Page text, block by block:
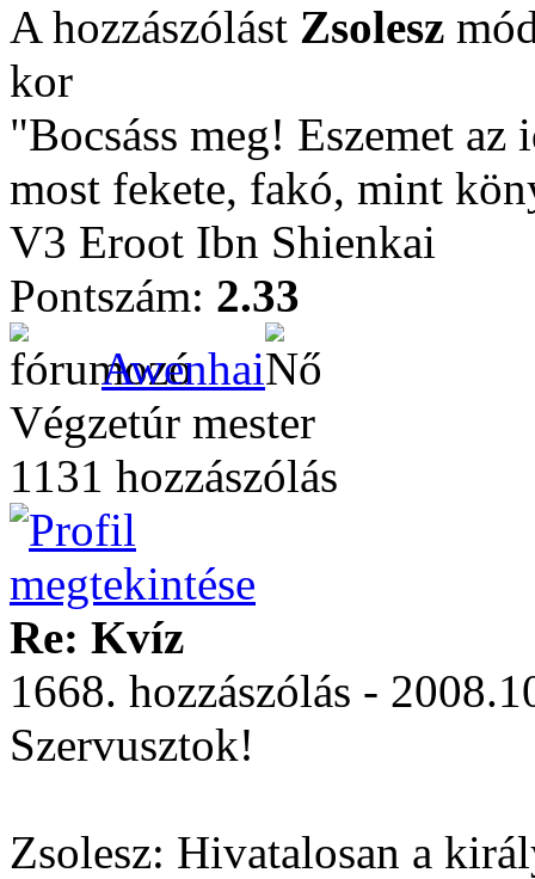
A hozzászólást Zsolesz
kor
"Bocsáss meg! Eszemet az
most fekete, fakó, mint
V3 Eroot Ibn Shienkai
Pontszám: 2.33
Awenhai
Végzetúr mester
1131 hozzászólás
Re: Kvíz
1668. hozzászólás -
Szervusztok!
Zsolesz: Hivatalosan a